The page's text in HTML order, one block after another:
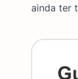
ainda ter